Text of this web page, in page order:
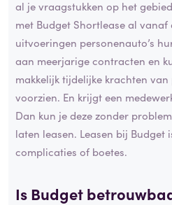
al je vraagstukken op het
met Budget Shortlease al
uitvoeringen personenauto’s
aan meerjarige contracten en
makkelijk tijdelijke krachten
voorzien. En krijgt een
Dan kun je deze zonder
laten leasen. Leasen bij Budget
complicaties of boetes.
Is Budget